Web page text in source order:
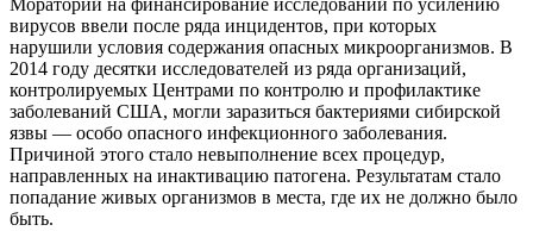
Мораторий на финансирование исследований по усилению
вирусов ввели после ряда инцидентов, при которых
нарушили условия содержания опасных микроорганизмов. В
2014 году десятки исследователей из ряда организаций,
контролируемых Центрами по контролю и профилактике
заболеваний США, могли заразиться бактериями сибирской
язвы — особо опасного инфекционного заболевания.
Причиной этого стало невыполнение всех процедур,
направленных на инактивацию патогена. Результатам стало
попадание живых организмов в места, где их не должно было
быть.